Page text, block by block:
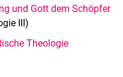
und Gott dem Schöpfer
III)
Theologie